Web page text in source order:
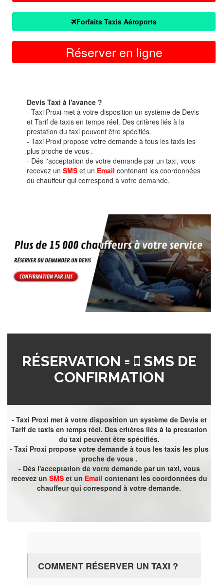
Forfaits Taxis Aéroports
Réserver en ligne
Devis Taxi à l'avance ?
- Taxi Proxi met à votre disposition un système de Devis
et Tarif de taxis en temps réel. Des critères liés à la
prestation du taxi peuvent être spécifiés.
- Taxi Proxi propose votre demande à tous les taxis les
plus proche de vous .
- Dés l'acceptation de votre demande par un taxi, vous
recevez un SMS et un Email contenant les coordonnées
du chauffeur qui correspond à votre demande.
RÉSERVATION =
SMS DE
CONFIRMATION
- Taxi Proxi met à votre disposition un système de Devis et
Tarif de taxis en temps réel. Des critères liés à la prestation
du taxi peuvent être spécifiés.
- Taxi Proxi propose votre demande à tous les taxis les plus
proche de vous .
- Dés l'acceptation de votre demande par un taxi, vous
recevez un SMSet un Email contenant les coordonnées du
chauffeur qui correspond à votre demande.
COMMENT RÉSERVER UN TAXI ?